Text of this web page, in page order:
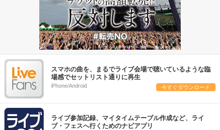
スマホの曲を、まるでライブ会場で聴いているような臨
場感でセットリスト通りに再生
iPhone/Android 今すぐダウンロード
ライブ参加記録、マイタイムテーブル作成など、ライ
ブ・フェスへ行くためのナビアプリ